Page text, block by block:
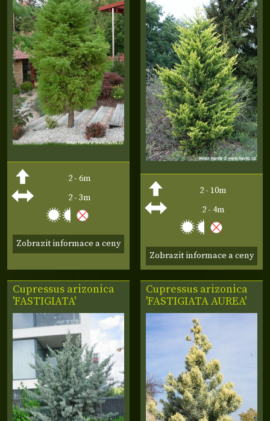
2 - 6m
2 - 3m
Zobrazit informace a ceny
2 - 10m
2 - 4m
Zobrazit informace a ceny
Cupressus arizonica
'FASTIGIATA'
Cupressus arizonica
'FASTIGIATA AUREA'